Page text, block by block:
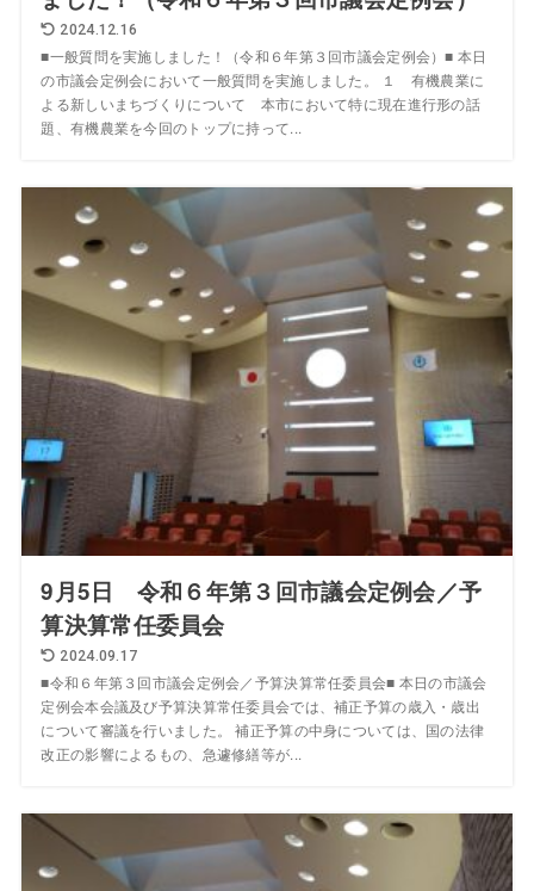
2024.12.16
■一般質問を実施しました！（令和６年第３回市議会定例会）■ 本日
の市議会定例会において一般質問を実施しました。 １ 有機農業に
よる新しいまちづくりについて 本市において特に現在進行形の話
題、有機農業を今回のトップに持って...
9月5日 令和６年第３回市議会定例会／予
算決算常任委員会
2024.09.17
■令和６年第３回市議会定例会／予算決算常任委員会■ 本日の市議会
定例会本会議及び予算決算常任委員会では、補正予算の歳入・歳出
について審議を行いました。 補正予算の中身については、国の法律
改正の影響によるもの、急遽修繕等が...